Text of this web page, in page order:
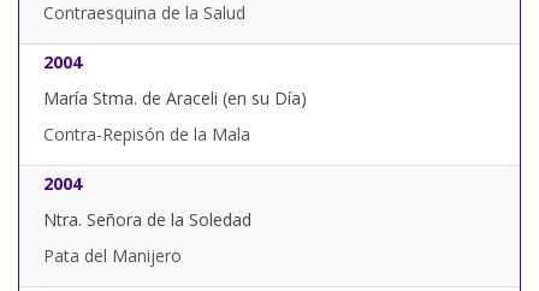
Contraesquina de la Salud
2004
María Stma. de Araceli (en su Día)
Contra-Repisón de la Mala
2004
Ntra. Señora de la Soledad
Pata del Manijero